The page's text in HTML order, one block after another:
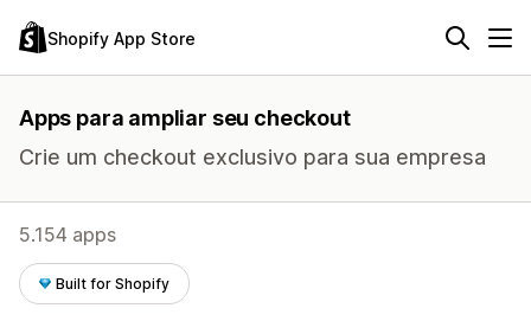
Shopify App Store
Apps para ampliar seu checkout
Crie um checkout exclusivo para sua empresa
5.154 apps
Built for Shopify